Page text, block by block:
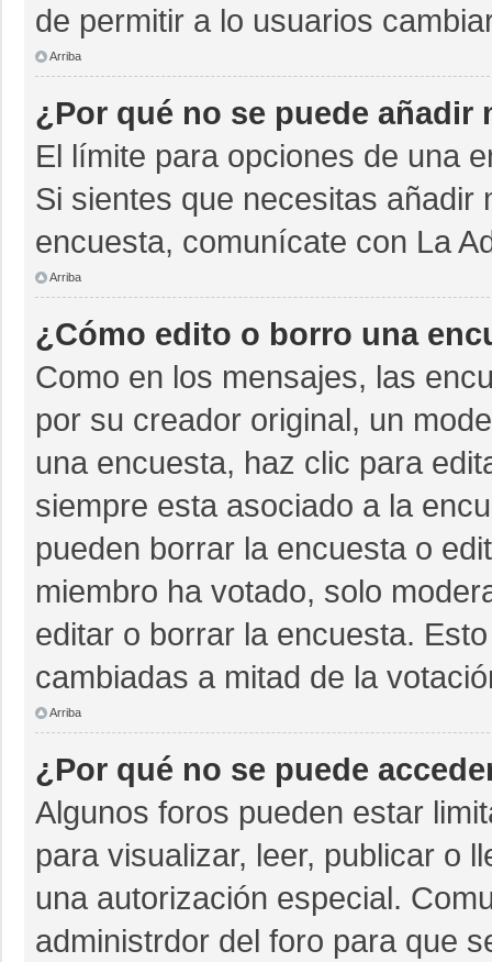
de permitir a lo usuarios
Arriba
¿Por qué no se puede añadir
El límite para opciones de una
Si sientes que necesitas añadir
encuesta, comunícate con La
Arriba
¿Cómo edito o borro una
Como en los mensajes, las
por su creador original, un
una encuesta, haz clic para
siempre esta asociado a la
pueden borrar la encuesta o
miembro ha votado, solo
editar o borrar la encuesta.
cambiadas a mitad de la
Arriba
¿Por qué no se puede
Algunos foros pueden estar
para visualizar, leer, publicar o
una autorización especial.
administrdor del foro para que